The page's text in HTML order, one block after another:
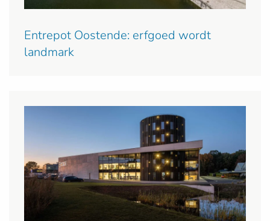
Entrepot Oostende: erfgoed wordt
landmark